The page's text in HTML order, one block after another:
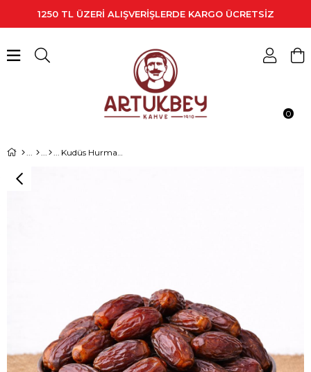
1250 TL ÜZERİ ALIŞVERİŞLERDE KARGO ÜCRETSİZ
0
Kudüs Hurması 250 Gr